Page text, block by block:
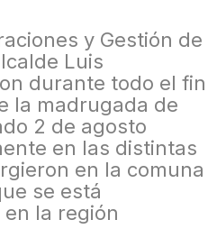
y Gestión de
Luis
durante todo el fin
la madrugada de
2 de agosto
en las distintas
en la comuna
se está
la región